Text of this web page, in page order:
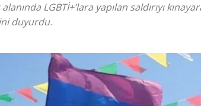
LGBTİ+’lara yapılan saldırıyı
duyurdu.